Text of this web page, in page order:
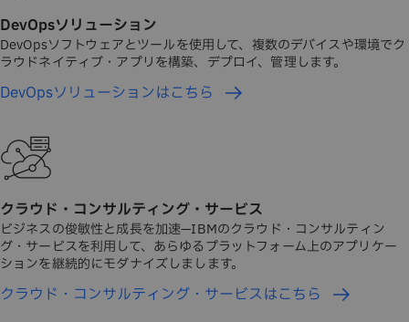
DevOpsソリューション
DevOpsソフトウェアとツールを使用して、複数のデバイスや環境でク
ラウドネイティブ・アプリを構築、デプロイ、管理します。
DevOpsソリューションはこちら
クラウド・コンサルティング・サービス
ビジネスの俊敏性と成長を加速—IBMのクラウド・コンサルティン
グ・サービスを利用して、あらゆるプラットフォーム上のアプリケー
ションを継続的にモダナイズしまします。
クラウド・コンサルティング・サービスはこちら